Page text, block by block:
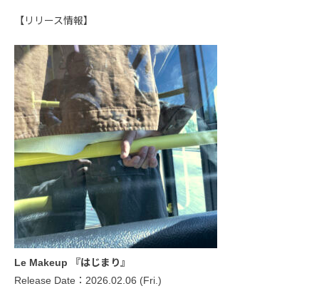
【リリース情報】
Le Makeup 『はじまり』
Release Date：2026.02.06 (Fri.)